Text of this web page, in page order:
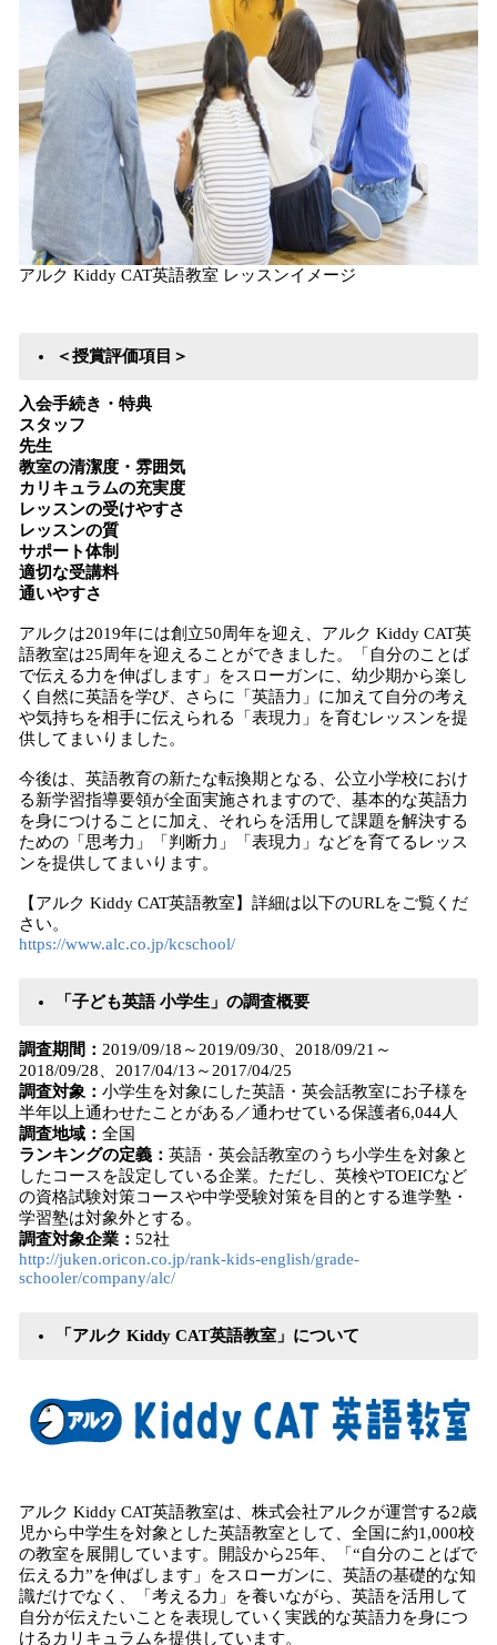
アルク Kiddy CAT英語教室 レッスンイメージ
＜授賞評価項目＞
入会手続き・特典
スタッフ
先生
教室の清潔度・雰囲気
カリキュラムの充実度
レッスンの受けやすさ
レッスンの質
サポート体制
適切な受講料
通いやすさ
アルクは2019年には創立50周年を迎え、アルク Kiddy CAT英
語教室は25周年を迎えることができました。「自分のことば
で伝える力を伸ばします」をスローガンに、幼少期から楽し
く自然に英語を学び、さらに「英語力」に加えて自分の考え
や気持ちを相手に伝えられる「表現力」を育むレッスンを提
供してまいりました。
今後は、英語教育の新たな転換期となる、公立小学校におけ
る新学習指導要領が全面実施されますので、基本的な英語力
を身につけることに加え、それらを活用して課題を解決する
ための「思考力」「判断力」「表現力」などを育てるレッス
ンを提供してまいります。
【アルク Kiddy CAT英語教室】詳細は以下のURLをご覧くだ
さい。
https://www.alc.co.jp/kcschool/
「子ども英語 小学生」の調査概要
調査期間： 2019/09/18～2019/09/30、2018/09/21～
2018/09/28、2017/04/13～2017/04/25
調査対象： 小学生を対象にした英語・英会話教室にお子様を
半年以上通わせたことがある／通わせている保護者6,044人
調査地域： 全国
ランキングの定義： 英語・英会話教室のうち小学生を対象と
したコースを設定している企業。ただし、英検やTOEICなど
の資格試験対策コースや中学受験対策を目的とする進学塾・
学習塾は対象外とする。
調査対象企業： 52社
http://juken.oricon.co.jp/rank-kids-english/grade-
schooler/company/alc/
「アルク Kiddy CAT英語教室」について
アルク Kiddy CAT英語教室は、株式会社アルクが運営する2歳
児から中学生を対象とした英語教室として、全国に約1,000校
の教室を展開しています。開設から25年、「“自分のことばで
伝える力”を伸ばします」をスローガンに、英語の基礎的な知
識だけでなく、「考える力」を養いながら、英語を活用して
自分が伝えたいことを表現していく実践的な英語力を身につ
けるカリキュラムを提供しています。